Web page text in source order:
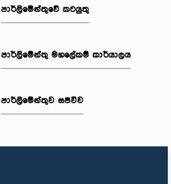
පාර්ලිමේන්තුවේ කටයුතු
පාර්ලිමේන්තු මහලේකම් කාර්යාලය
පාර්ලිමේන්තුව සජීවීව